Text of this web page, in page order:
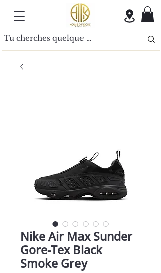
Nike Air Max Sunder
Gore-Tex Black
Smoke Grey